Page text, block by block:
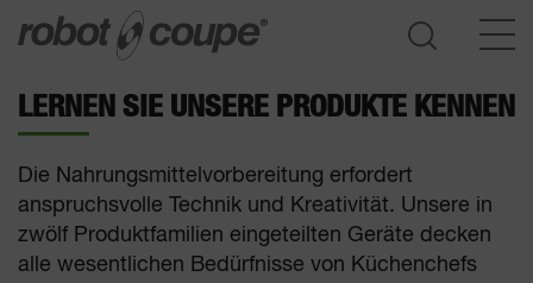
LERNEN SIE UNSERE PRODUKTE KENNEN
Die Nahrungsmittelvorbereitung erfordert
anspruchsvolle Technik und Kreativität. Unsere in
zwölf Produktfamilien eingeteilten Geräte decken
alle wesentlichen Bedürfnisse von Küchenchefs
Zur Auswahlhilfe